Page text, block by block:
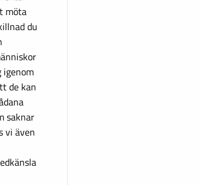
möta
du
igenom
de kan
saknar
vi även